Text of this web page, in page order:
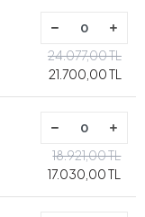
24.077,00 TL
21.700,00 TL
18.921,00 TL
17.030,00 TL